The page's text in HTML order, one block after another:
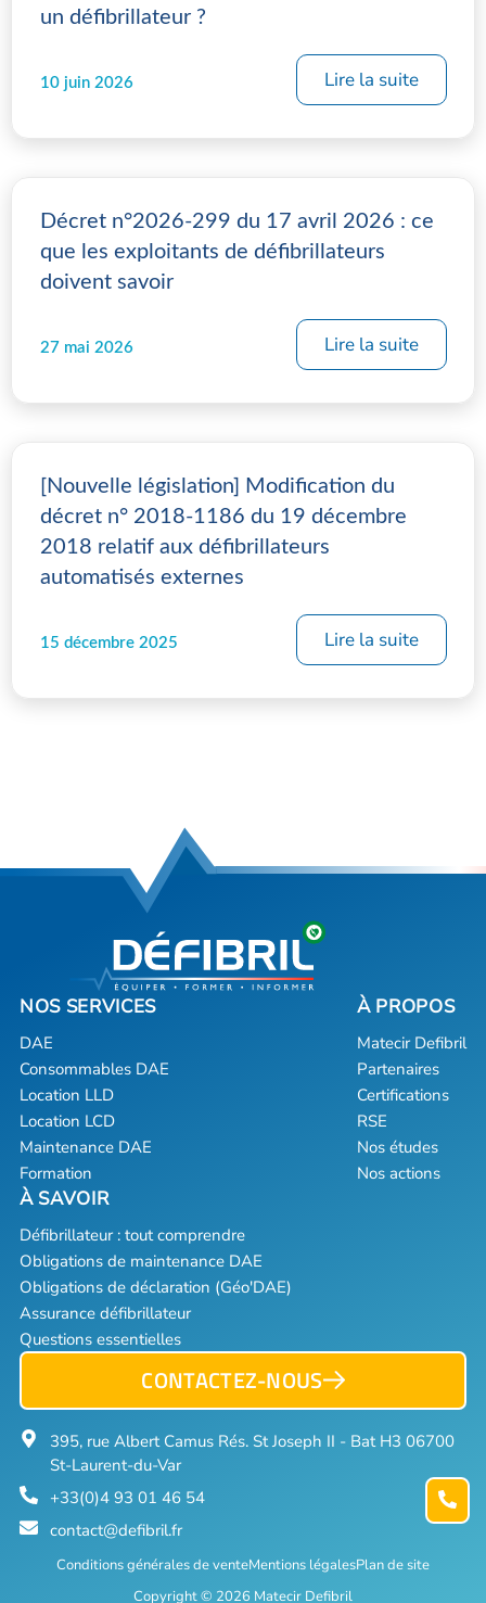
un défibrillateur ?
10 juin 2026 Lire la suite
Décret n°2026-299 du 17 avril 2026 : ce
que les exploitants de défibrillateurs
doivent savoir
27 mai 2026 Lire la suite
[Nouvelle législation] Modification du
décret n° 2018-1186 du 19 décembre
2018 relatif aux défibrillateurs
automatisés externes
15 décembre 2025 Lire la suite
DAE
Consommables DAE
Location LLD
Location LCD
Maintenance DAE
Formation
Matecir Defibril
Partenaires
Certifications
RSE
Nos études
Nos actions
Défibrillateur : tout comprendre
Obligations de maintenance DAE
Obligations de déclaration (Géo'DAE)
Assurance défibrillateur
Questions essentielles
CONTACTEZ-NOUS
395, rue Albert Camus Rés. St Joseph II - Bat H3 06700
St-Laurent-du-Var
+33(0)4 93 01 46 54
contact@defibril.fr
Copyright © 2026 Matecir Defibril
Conditions générales de venteMentions légalesPlan de site